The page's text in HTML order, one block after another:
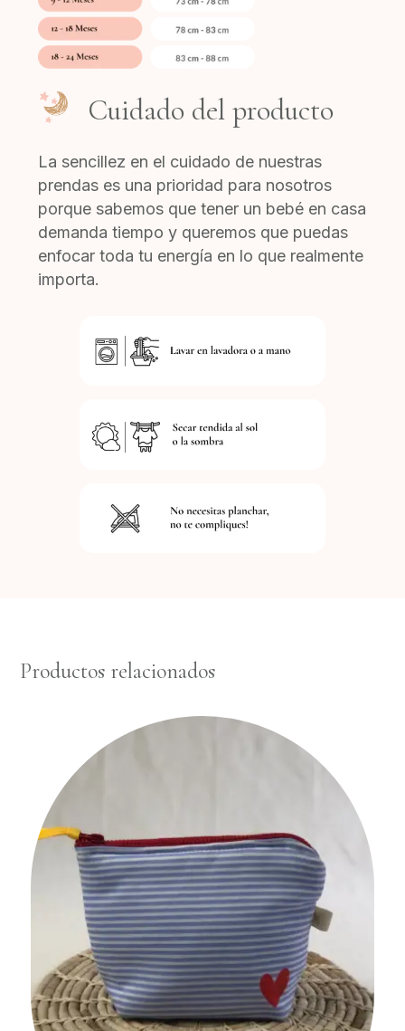
Cuidado del producto
La sencillez en el cuidado de nuestras
prendas es una prioridad para nosotros
porque sabemos que tener un bebé en casa
demanda tiempo y queremos que puedas
enfocar toda tu energía en lo que realmente
importa.
Productos relacionados